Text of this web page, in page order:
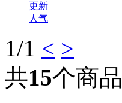
更新
人气
1/1 < >
共15个商品